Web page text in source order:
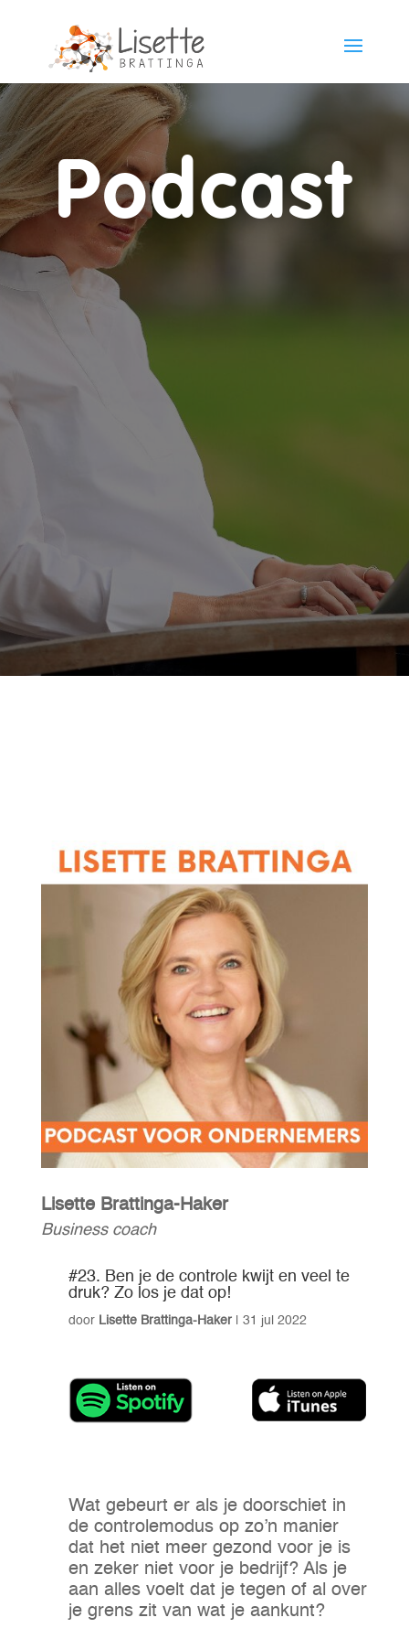
Podcast
Lisette Brattinga-Haker
Business coach
#23. Ben je de controle kwijt en veel te
druk? Zo los je dat op!
door Lisette Brattinga-Haker| 31 jul 2022
Wat gebeurt er als je doorschiet in
de controlemodus op zo’n manier
dat het niet meer gezond voor je is
en zeker niet voor je bedrijf? Als je
aan alles voelt dat je tegen of al over
je grens zit van wat je aankunt?